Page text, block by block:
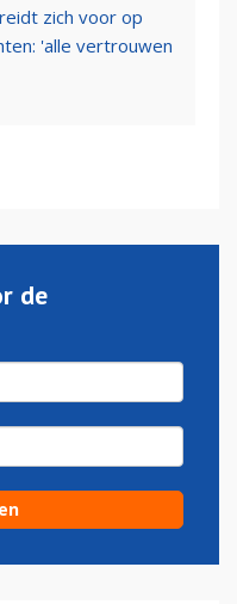
zich voor op
'alle vertrouwen
de